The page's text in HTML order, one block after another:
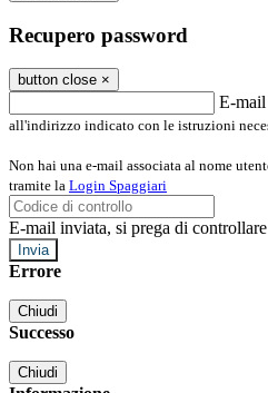
Recupero password
button close ×
E-mail
all'indirizzo indicato con le istruzioni
Non hai una e-mail associata al nome
tramite la Login Spaggiari
E-mail inviata, si prega di
Errore
Chiudi
Successo
Chiudi